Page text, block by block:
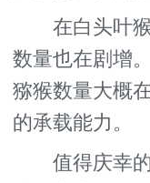
在白头叶猴
数量也在剧增
猕猴数量大概
的承载能力。
值得庆幸的